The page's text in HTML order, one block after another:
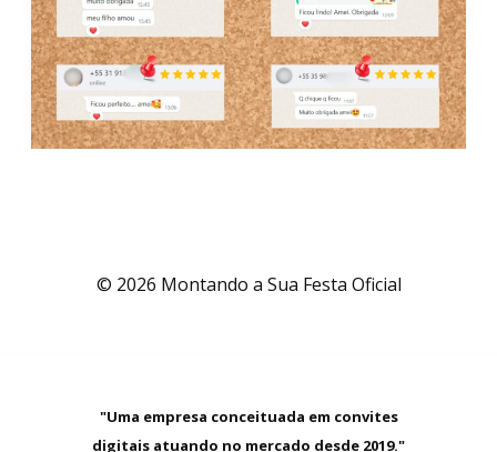
© 2026 Montando a Sua Festa Oficial
"Uma empresa conceituada em convites
digitais atuando no mercado desde 2019."